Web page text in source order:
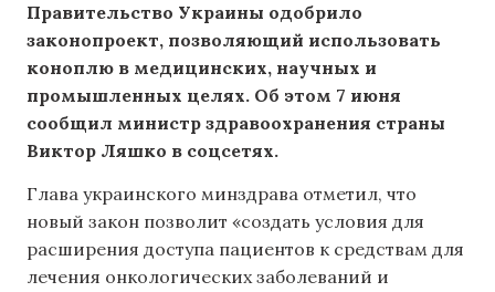
Правительство Украины одобрило
законопроект, позволяющий использовать
коноплю в медицинских, научных и
промышленных целях. Об этом 7 июня
сообщил министр здравоохранения страны
Виктор Ляшко в соцсетях.
Глава украинского минздрава отметил, что
новый закон позволит «создать условия для
расширения доступа пациентов к средствам для
лечения онкологических заболеваний и